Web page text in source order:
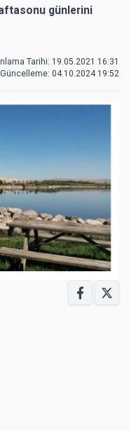
günlerini
Tarihi: 19.05.2021 16:31
04.10.2024 19:52